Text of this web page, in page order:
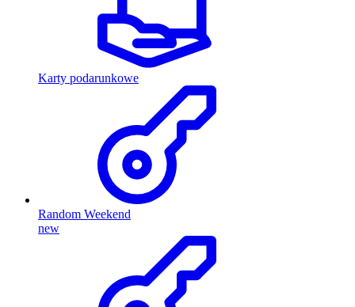
Karty podarunkowe
Random Weekend
new